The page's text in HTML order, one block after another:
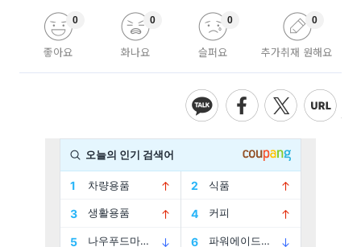
좋아요
0
화나요
0
슬퍼요
0
추가취재 원해요
0